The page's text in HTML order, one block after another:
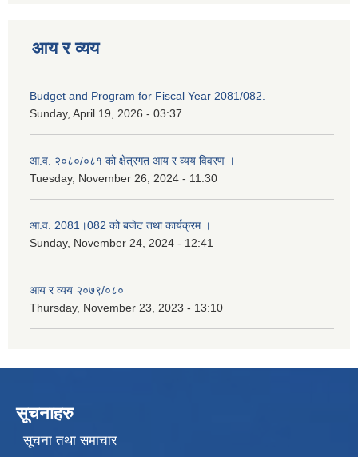
आय र व्यय
Budget and Program for Fiscal Year 2081/082.
Sunday, April 19, 2026 - 03:37
आ.व. २०८०/०८१ को क्षेत्रगत आय र व्यय विवरण ।
Tuesday, November 26, 2024 - 11:30
आ.व. 2081।082 को बजेट तथा कार्यक्रम ।
Sunday, November 24, 2024 - 12:41
आय र व्यय २०७९/०८०
Thursday, November 23, 2023 - 13:10
सूचनाहरु
सूचना तथा समाचार